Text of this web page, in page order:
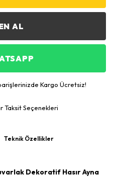
AL
Kargo Ücretsiz!
Taksit Seçenekleri
Teknik Özellikler
Dekoratif Hasır Ayna